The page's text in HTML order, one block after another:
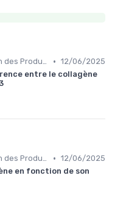
Comparaison des Produits • 12/06/2025
entre le collagène
Comparaison des Produits • 12/06/2025
en fonction de son